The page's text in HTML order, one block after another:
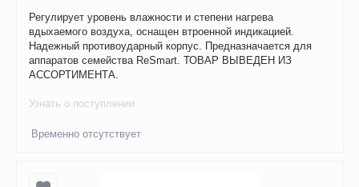
Регулирует уровень влажности и степени нагрева
вдыхаемого воздуха, оснащен втроенной индикацией.
Надежный противоударный корпус. Предназначается для
аппаратов семейства ReSmart. ТОВАР ВЫВЕДЕН ИЗ
АССОРТИМЕНТА.
Узнать о поступлении
Временно отсутствует